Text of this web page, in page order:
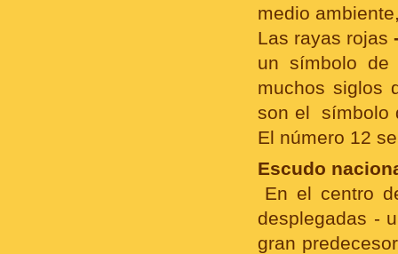
medio
Las rayas rojas
un símbolo de
muchos siglos
son el símbolo
El número 12
Escudo
En el centro
desplegadas -
gran